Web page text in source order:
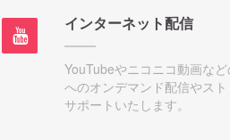
インターネット配信
YouTubeやニコニコ動画な
へのオンデマンド配信やス
サポートいたします。